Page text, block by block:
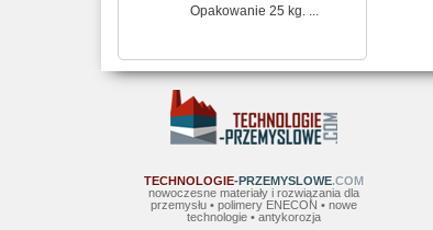
Opakowanie 25 kg. ...
TECHNOLOGIE-PRZEMYSLOWE.COM
nowoczesne materiały i rozwiązania dla
przemysłu • polimery ENECON • nowe
technologie • antykorozja